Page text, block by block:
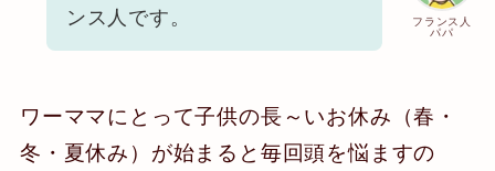
フランス人
パパ
ンス人です。
ワーママにとって子供の長～いお休み（春・
冬・夏休み）が始まると毎回頭を悩ますの